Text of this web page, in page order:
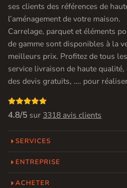
ses clients des références de
l’aménagement de votre maison.
Carrelage, parquet et éléments
de gamme sont disponibles à la
meilleurs prix. Profitez de tous
service livraison de haute
des devis gratuits, …. pour

4.8/5 sur 3318 avis clients
SERVICES
ENTREPRISE
ACHETER